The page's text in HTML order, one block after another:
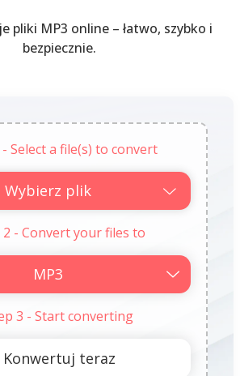
pliki MP3 online – łatwo, szybko i
bezpiecznie.
Select a file(s) to convert
Wybierz plik
2 - Convert your files to
3 - Start converting